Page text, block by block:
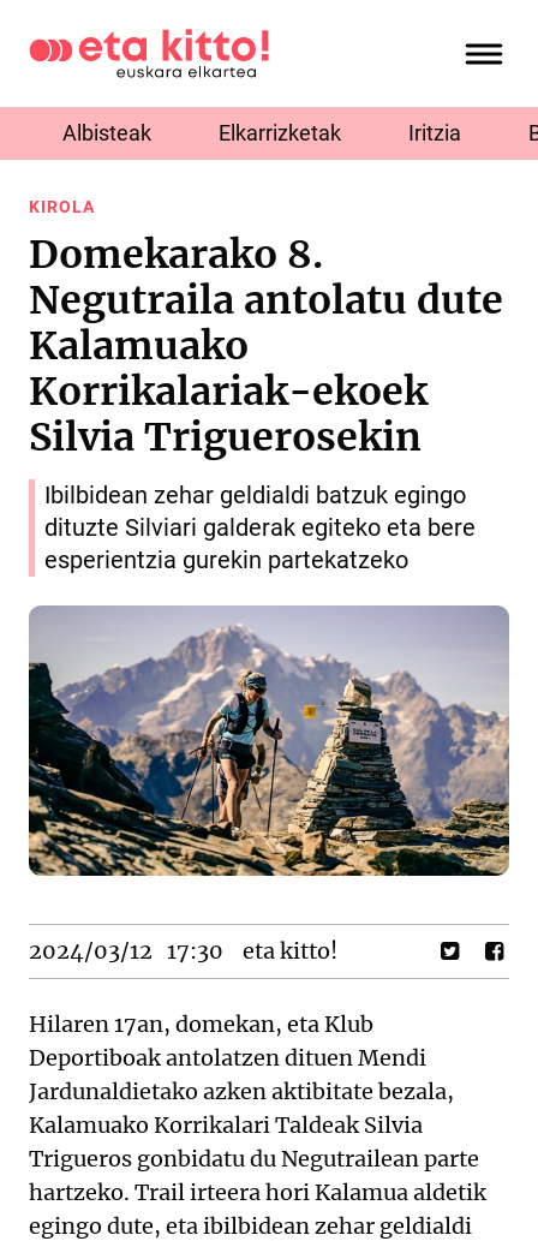
Albisteak Elkarrizketak Iritzia
KIROLA
Domekarako 8.
Negutraila antolatu dute
Kalamuako
Korrikalariak-ekoek
Silvia Triguerosekin
Ibilbidean zehar geldialdi batzuk egingo
dituzte Silviari galderak egiteko eta bere
esperientzia gurekin partekatzeko
2024/03/12 17:30 eta kitto!
Hilaren 17an, domekan, eta Klub
Deportiboak antolatzen dituen Mendi
Jardunaldietako azken aktibitate bezala,
Kalamuako Korrikalari Taldeak Silvia
Trigueros gonbidatu du Negutrailean parte
hartzeko. Trail irteera hori Kalamua aldetik
egingo dute, eta ibilbidean zehar geldialdi